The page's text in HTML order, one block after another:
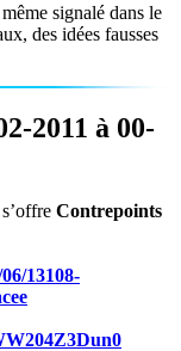
signalé dans le
des idées fausses
2011 à 00-
s’offre Contrepoints
13108-